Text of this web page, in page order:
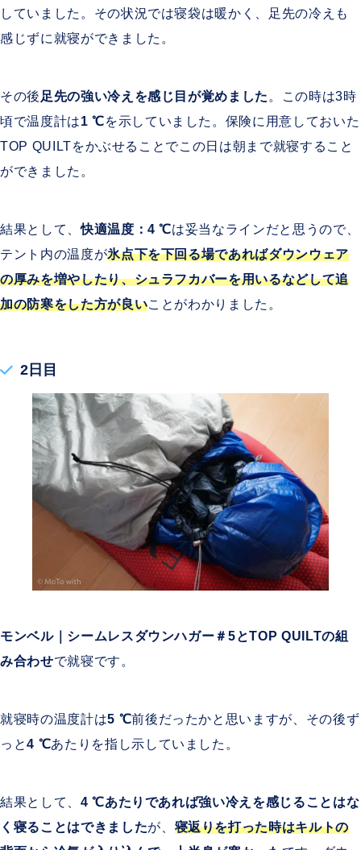
していました。その状況では寝袋は暖かく、足先の冷えも
感じずに就寝ができました。
その後 足先の強い冷えを感じ目が覚めました 。この時は3時
頃で温度計は1℃を示していました。保険に用意しておいた
TOP QUILTをかぶせることでこの日は朝まで就寝すること
ができました。
結果として、快適温度：4 ℃は妥当なラインだと思うので、
テント内の温度が氷点下を下回る場であればダウンウェア
の厚みを増やしたり、シュラフカバーを用いるなどして追
加の防寒をした方が良いことがわかりました。
2日目
モンベル｜シームレスダウンハガー＃5とTOP QUILTの組
み合わせで就寝です。
就寝時の温度計は5 ℃前後だったかと思いますが、その後ず
っと4 ℃あたりを指し示していました。
結果として、 4℃あたりであれば強い冷えを感じることはな
く寝ることはできましたが、 寝返りを打った時はキルトの